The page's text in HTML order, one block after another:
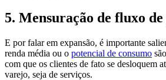
5. Mensuração de fluxo de
E por falar em expansão, é importante
renda média ou o potencial de consumo
com que os clientes de fato se desloquem
varejo, seja de serviços.